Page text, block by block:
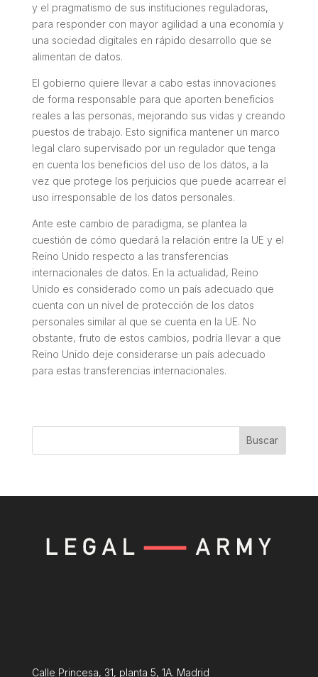
y el pragmatismo de sus instituciones reguladoras,
para responder con mayor agilidad a una economía y
una sociedad digitales en rápido desarrollo que se
alimentan de datos.
El gobierno quiere llevar a cabo estas innovaciones
de forma responsable para que aporten beneficios
reales a las personas, mejorando sus vidas y creando
puestos de trabajo. Esto significa mantener un marco
legal claro supervisado por un regulador que tenga
en cuenta los beneficios del uso de los datos, a la
vez que protege los perjuicios que puede acarrear el
uso irresponsable de los datos personales.
Ante este cambio de paradigma, se plantea la
cuestión de cómo quedará la relación entre la UE y el
Reino Unido respecto a las transferencias
internacionales de datos. En la actualidad, Reino
Unido es considerado como un país adecuado que
cuenta con un nivel de protección de los datos
personales similar al que se cuenta en la UE. No
obstante, fruto de estos cambios, podría llevar a que
Reino Unido deje considerarse un país adecuado
para estas transferencias internacionales.
Buscar
Calle Princesa, 31, planta 5, 1A. Madrid